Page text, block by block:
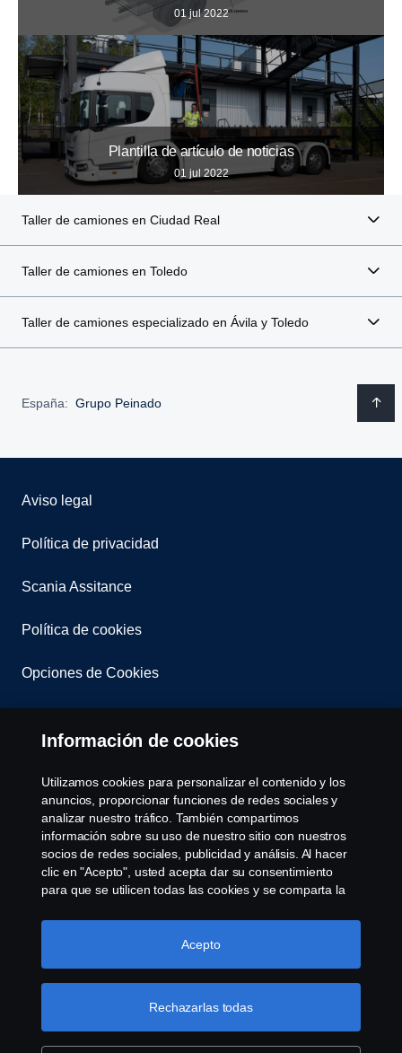
01 jul 2022
Plantilla de artículo de noticias
01 jul 2022
Taller de camiones en Ciudad Real
Taller de camiones en Toledo
Taller de camiones especializado en Ávila y Toledo
España: Grupo Peinado
Aviso legal
Política de privacidad
Scania Assitance
Política de cookies
Opciones de Cookies
© Copyright Scania 2008-2022. Todos los derechos
reservados. Diseño de R.Peinado S.A.
Información de cookies
Utilizamos cookies para personalizar el contenido y los
anuncios, proporcionar funciones de redes sociales y
analizar nuestro tráfico. También compartimos
información sobre su uso de nuestro sitio con nuestros
socios de redes sociales, publicidad y análisis. Al hacer
clic en "Acepto", usted acepta dar su consentimiento
para que se utilicen todas las cookies y se comparta la
haciendo clic en "Configuración de cookies" y
seleccionando las categorías que desea aceptar. Para
Más información sobre su privacidad
Rechazarlas todas
Acepto